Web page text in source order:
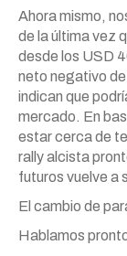
Ahora mismo,
de la última vez
desde los USD
neto negativo
indican que
mercado. En
estar cerca de
rally alcista
futuros vuelve a
El cambio de
Hablamos